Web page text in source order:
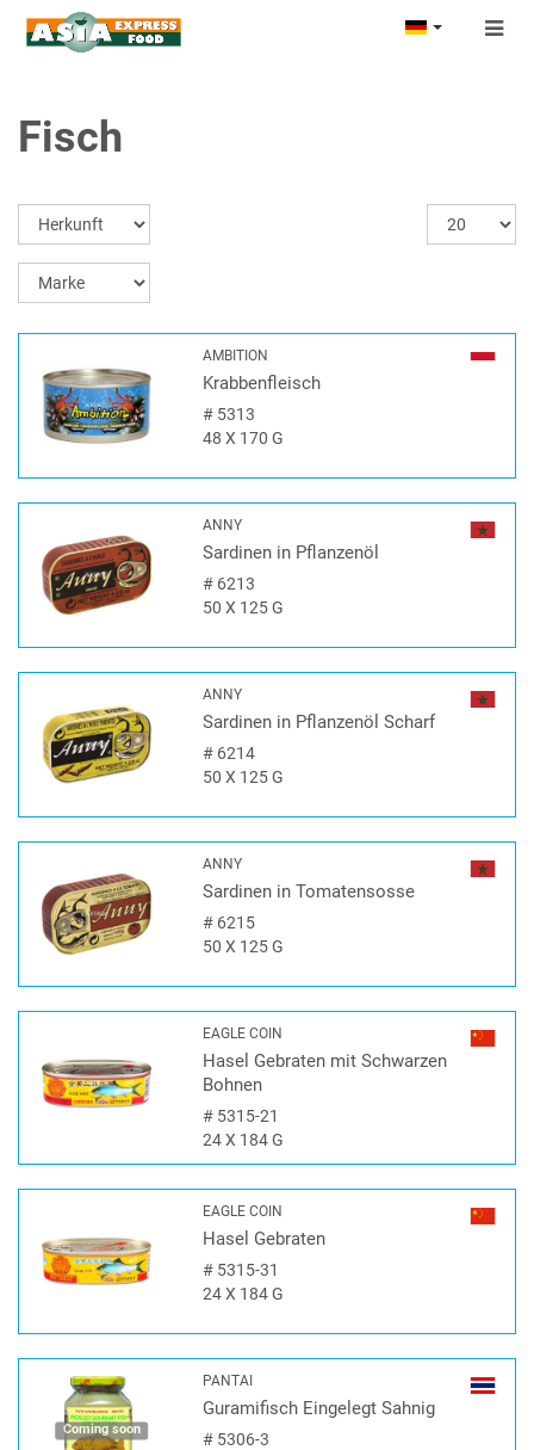
Fisch
AMBITION
Krabbenfleisch
#5313
48 X 170 G
ANNY
Sardinen in Pflanzenöl
#6213
50 X 125 G
ANNY
Sardinen in Pflanzenöl Scharf
#6214
50 X 125 G
ANNY
Sardinen in Tomatensosse
#6215
50 X 125 G
EAGLE COIN
Hasel Gebraten mit Schwarzen
Bohnen
#5315-21
24 X 184 G
EAGLE COIN
Hasel Gebraten
#5315-31
24 X 184 G
Coming soon
PANTAI
Guramifisch Eingelegt Sahnig
#5306-3